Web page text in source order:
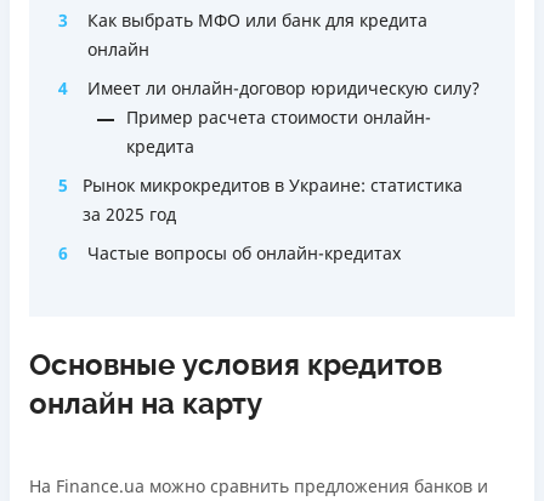
3
Как выбрать МФО или банк для кредита
онлайн
4
Имеет ли онлайн-договор юридическую силу?
Пример расчета стоимости онлайн-
кредита
5
Рынок микрокредитов в Украине: статистика
за 2025 год
6
Частые вопросы об онлайн-кредитах
Основные условия кредитов
онлайн на карту
На Finance.ua можно сравнить предложения банков и